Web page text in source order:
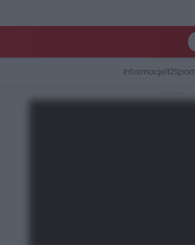
Informacje112Sport